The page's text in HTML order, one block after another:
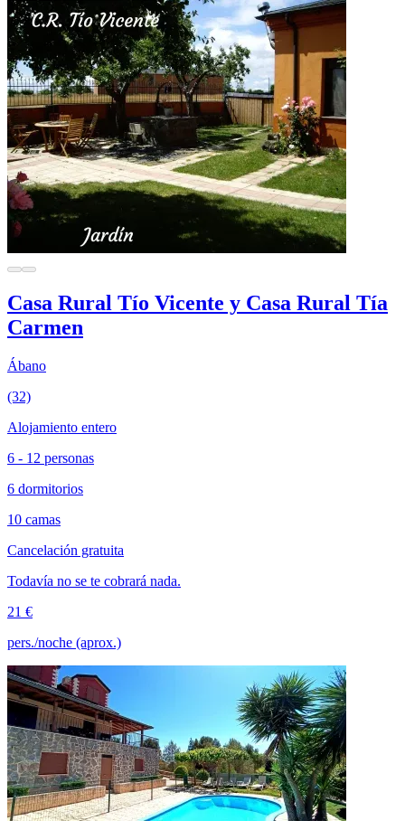
Casa Rural Tío Vicente y Casa Rural Tía
Carmen
Ábano
(32)
Alojamiento entero
6 - 12 personas
6 dormitorios
10 camas
Cancelación gratuita
Todavía no se te cobrará nada.
21 €
pers./noche (aprox.)